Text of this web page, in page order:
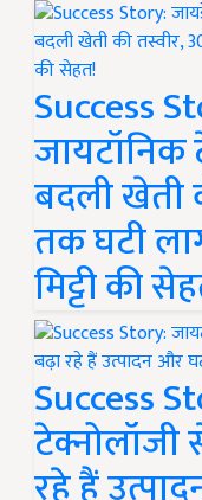
Success
जायटॉनिक
बदली खेती
तक घटी
मिट्टी की
Success